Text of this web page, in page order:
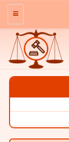
منو